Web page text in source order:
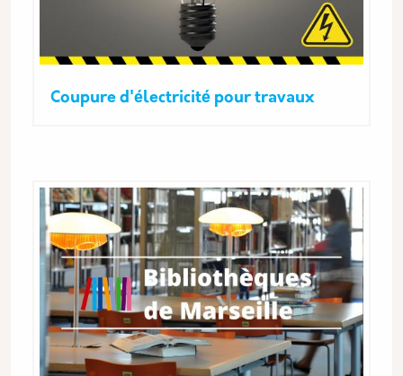
Coupure d'électricité pour travaux